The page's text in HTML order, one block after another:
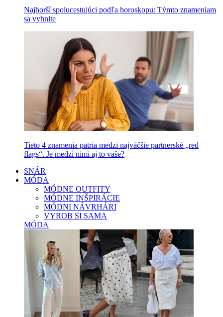
Najhorší spolucestujúci podľa horoskopu: Týmto znameniam
sa vyhnite
Tieto 4 znamenia patria medzi najväčšie partnerské „red
flags“. Je medzi nimi aj to vaše?
SNÁR
MÓDA
MÓDNE OUTFITY
MÓDNE INŠPIRÁCIE
MÓDNI NÁVRHÁRI
VYROB SI SAMA
MÓDA